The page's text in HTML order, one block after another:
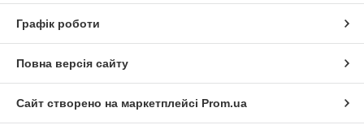
Графік роботи
Повна версія сайту
Сайт створено на маркетплейсі Prom.ua